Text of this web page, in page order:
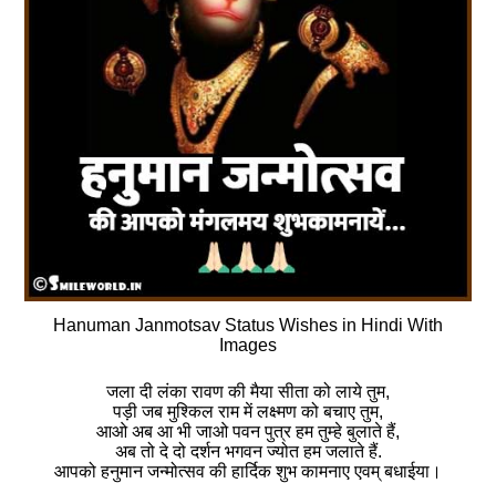
Hanuman Janmotsav Status Wishes in Hindi With
Images
जला दी लंका रावण की मैया सीता को लाये तुम,
पड़ी जब मुश्किल राम में लक्ष्मण को बचाए तुम,
आओ अब आ भी जाओ पवन पुत्र हम तुम्हे बुलाते हैं,
अब तो दे दो दर्शन भगवन ज्योत हम जलाते हैं.
आपको हनुमान जन्मोत्सव की हार्दिक शुभ कामनाए एवम् बधाईया।